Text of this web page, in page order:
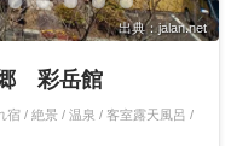
出典：jalan.net
彩岳館
宿 / 絶景 / 温泉 / 客室露天風呂 /